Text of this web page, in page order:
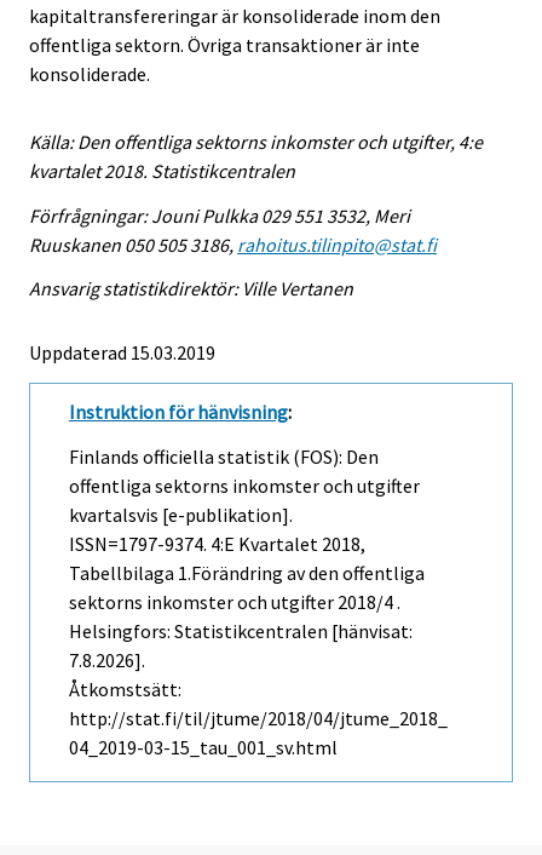
kapitaltransfereringar är konsoliderade inom den
offentliga sektorn. Övriga transaktioner är inte
konsoliderade.
Källa: Den offentliga sektorns inkomster och utgifter, 4:e
kvartalet 2018. Statistikcentralen
Förfrågningar: Jouni Pulkka 029 551 3532, Meri
Ruuskanen 050 505 3186, rahoitus.tilinpito@stat.fi
Ansvarig statistikdirektör: Ville Vertanen
Uppdaterad 15.03.2019
Instruktion för hänvisning:
Finlands officiella statistik (FOS): Den
offentliga sektorns inkomster och utgifter
kvartalsvis [e-publikation].
ISSN=1797-9374. 4:e Kvartalet 2018,
Tabellbilaga 1.Förändring av den offentliga
sektorns inkomster och utgifter 2018/4 .
Helsingfors: Statistikcentralen [hänvisat:
7.8.2026].
Åtkomstsätt:
http://stat.fi/til/jtume/2018/04/jtume_2018_
04_2019-03-15_tau_001_sv.html